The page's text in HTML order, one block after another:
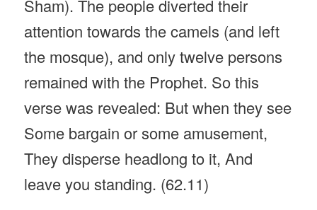
Sham). The people diverted their
attention towards the camels (and left
the mosque), and only twelve persons
remained with the Prophet. So this
verse was revealed: But when they see
Some bargain or some amusement,
They disperse headlong to it, And
leave you standing. (62.11)